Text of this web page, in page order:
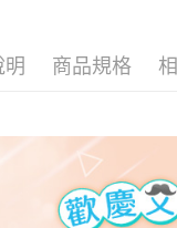
明 商品規格